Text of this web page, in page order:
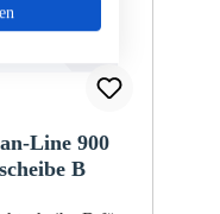
Line 900
B